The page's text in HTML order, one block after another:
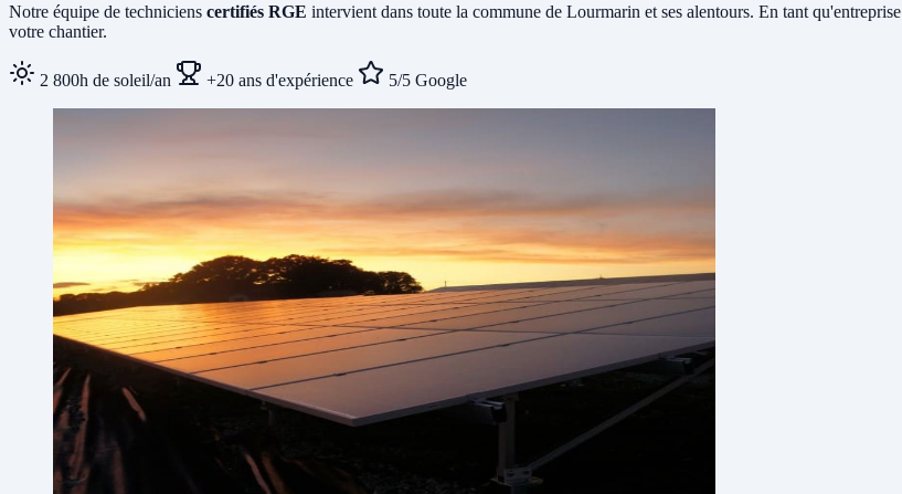
Notre équipe de techniciens certifiés RGE intervient dans toute la commune de Lourmarin et ses alentours. En tant qu'entreprise
votre chantier.
2 800h de soleil/an +20 ans d'expérience 5/5 Google